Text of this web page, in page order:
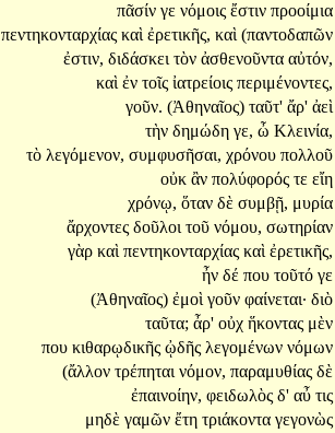
πᾶσίν γε νόμοις ἔστιν προοίμια
πεντηκονταρχίας καὶ ἐρετικῆς, καὶ (παντοδαπῶν
ἐστιν, διδάσκει τὸν ἀσθενοῦντα αὐτόν,
καὶ ἐν τοῖς ἰατρείοις περιμένοντες,
γοῦν. (Ἀθηναῖος) ταῦτ' ἄρ' ἀεὶ
τὴν δημώδη γε, ὦ Κλεινία,
τὸ λεγόμενον, συμφυσῆσαι, χρόνου πολλοῦ
οὐκ ἂν πολύφορός τε εἴη
χρόνῳ, ὅταν δὲ συμβῇ, μυρία
ἄρχοντες δοῦλοι τοῦ νόμου, σωτηρίαν
γὰρ καὶ πεντηκονταρχίας καὶ ἐρετικῆς,
ἦν δέ που τοῦτό γε
(Ἀθηναῖος) ἐμοὶ γοῦν φαίνεται· διὸ
ταῦτα; ἆρ' οὐχ ἥκοντας μὲν
που κιθαρῳδικῆς ᾠδῆς λεγομένων νόμων
(ἄλλον τρέπηται νόμον, παραμυθίας δὲ
ἐπαινοίην, φειδωλὸς δ' αὖ τις
μηδὲ γαμῶν ἔτη τριάκοντα γεγονὼς